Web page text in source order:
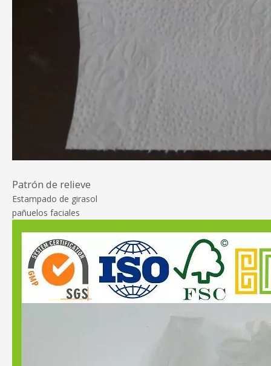
Patrón de relieve
Estampado de girasol
pañuelos faciales